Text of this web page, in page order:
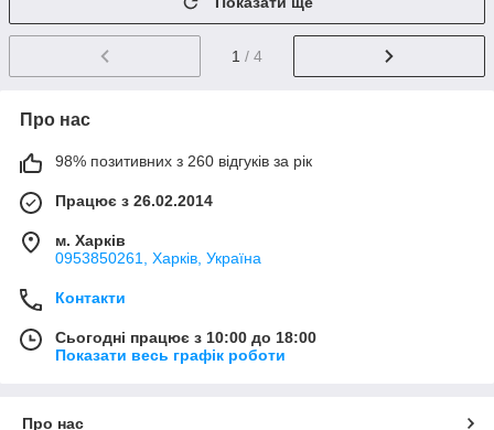
1 / 4
Про нас
98% позитивних з 260 відгуків за рік
Працює з 26.02.2014
м. Харків
0953850261, Харків, Україна
Контакти
Сьогодні працює з 10:00 до 18:00
Показати весь графік роботи
Про нас